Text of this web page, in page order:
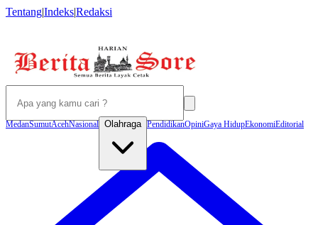
Tentang|Indeks|Redaksi
MedanSumutAcehNasional Olahraga PendidikanOpiniGaya HidupEkonomiEditorial